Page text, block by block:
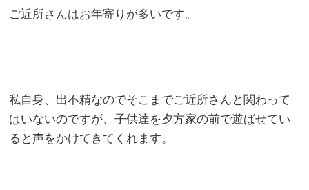
ご近所さんはお年寄りが多いです。
私自身、出不精なのでそこまでご近所さんと関わって
はいないのですが、子供達を夕方家の前で遊ばせてい
ると声をかけてきてくれます。